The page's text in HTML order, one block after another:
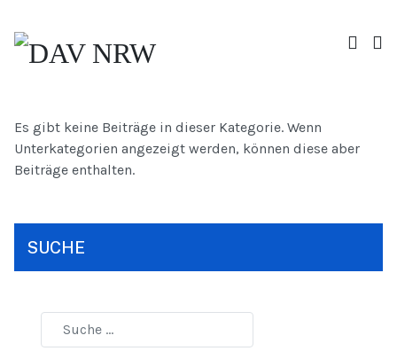
Es gibt keine Beiträge in dieser Kategorie. Wenn
Unterkategorien angezeigt werden, können diese aber
Beiträge enthalten.
SUCHE